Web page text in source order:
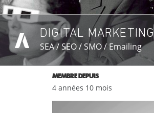
DIGITAL MARKETING
SEA / SEO / SMO / Emailing
EN SAVOIR PLUS →
MEMBRE DEPUIS
4 années 10 mois